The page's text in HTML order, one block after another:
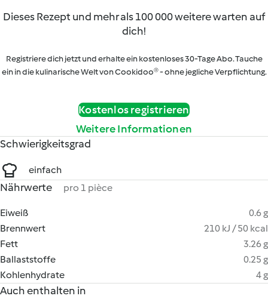
Dieses Rezept und mehr als 100 000 weitere warten auf
dich!
Registriere dich jetzt und erhalte ein kostenloses 30-Tage Abo. Tauche
ein in die kulinarische Welt von Cookidoo® - ohne jegliche Verpflichtung.
Kostenlos registrieren
Weitere Informationen
Schwierigkeitsgrad
einfach
Nährwerte pro 1 pièce
Eiweiß
0.6 g
Brennwert
210 kJ / 50 kcal
Fett
3.26 g
Ballaststoffe
0.25 g
Kohlenhydrate
4 g
Auch enthalten in